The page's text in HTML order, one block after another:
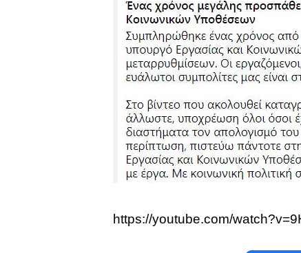
https://youtube.com/